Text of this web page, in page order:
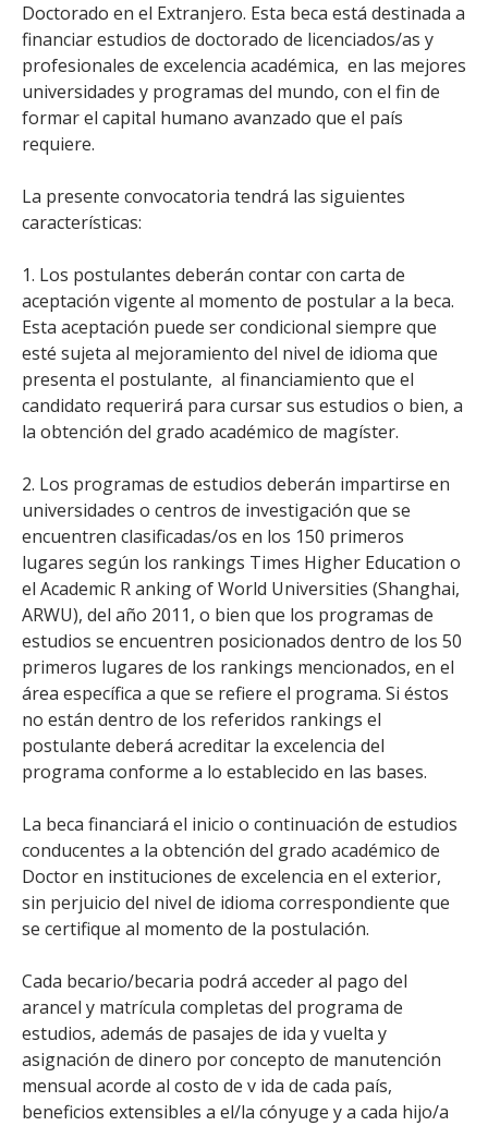
Doctorado en el Extranjero. Esta beca está destinada a
financiar estudios de doctorado de licenciados/as y
profesionales de excelencia académica, en las mejores
universidades y programas del mundo, con el fin de
formar el capital humano avanzado que el país
requiere.
La presente convocatoria tendrá las siguientes
características:
1. Los postulantes deberán contar con carta de
aceptación vigente al momento de postular a la beca.
Esta aceptación puede ser condicional siempre que
esté sujeta al mejoramiento del nivel de idioma que
presenta el postulante, al financiamiento que el
candidato requerirá para cursar sus estudios o bien, a
la obtención del grado académico de magíster.
2. Los programas de estudios deberán impartirse en
universidades o centros de investigación que se
encuentren clasificadas/os en los 150 primeros
lugares según los rankings Times Higher Education o
el Academic R anking of World Universities (Shanghai,
ARWU), del año 2011, o bien que los programas de
estudios se encuentren posicionados dentro de los 50
primeros lugares de los rankings mencionados, en el
área específica a que se refiere el programa. Si éstos
no están dentro de los referidos rankings el
postulante deberá acreditar la excelencia del
programa conforme a lo establecido en las bases.
La beca financiará el inicio o continuación de estudios
conducentes a la obtención del grado académico de
Doctor en instituciones de excelencia en el exterior,
sin perjuicio del nivel de idioma correspondiente que
se certifique al momento de la postulación.
Cada becario/becaria podrá acceder al pago del
arancel y matrícula completas del programa de
estudios, además de pasajes de ida y vuelta y
asignación de dinero por concepto de manutención
mensual acorde al costo de v ida de cada país,
beneficios extensibles a el/la cónyuge y a cada hijo/a